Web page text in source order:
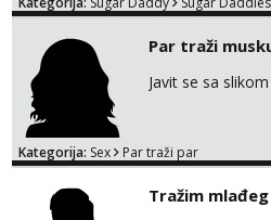
otvorena,
Par traži
Javit se sa
Kategorija: Sex Par traži par
Tražim